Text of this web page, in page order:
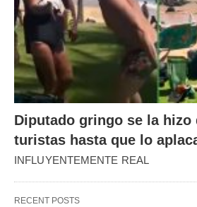
Diputado gringo se la hizo
turistas hasta que lo
INFLUYENTEMENTE REAL
RECENT POSTS